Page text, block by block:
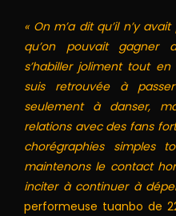
« On m’a dit qu’il n’y
qu’on pouvait gagner
s’habiller joliment tout
suis retrouvée à
seulement à danser,
relations avec des fans
chorégraphies simples
maintenons le contact
inciter à continuer à
performeuse tuanbo de